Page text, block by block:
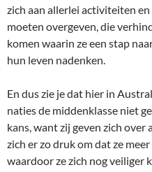
zich aan allerlei activiteiten
moeten overgeven, die
komen waarin ze een stap
hun leven nadenken.
En dus zie je dat hier in
naties de middenklasse niet
kans, want zij geven zich over
zich er zo druk om dat ze
waardoor ze zich nog veiliger